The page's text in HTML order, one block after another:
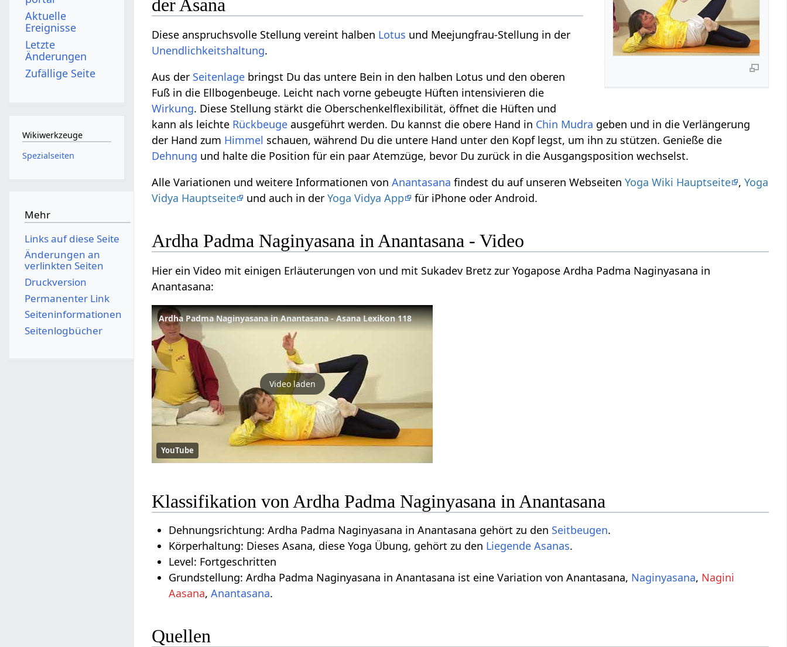
der Asana
Diese anspruchsvolle Stellung vereint halben Lotus und Meejungfrau-Stellung in der
Unendlichkeitshaltung.
Aus der Seitenlage bringst Du das untere Bein in den halben Lotus und den oberen
Fuß in die Ellbogenbeuge. Leicht nach vorne gebeugte Hüften intensivieren die
Wirkung. Diese Stellung stärkt die Oberschenkelflexibilität, öffnet die Hüften und
kann als leichte Rückbeuge ausgeführt werden. Du kannst die obere Hand in Chin Mudra geben und in die Verlängerung
der Hand zum Himmel schauen, während Du die untere Hand unter den Kopf legst, um ihn zu stützen. Genieße die
Dehnung und halte die Position für ein paar Atemzüge, bevor Du zurück in die Ausgangsposition wechselst.
Alle Variationen und weitere Informationen vonAnantasana findest du auf unseren WebseitenYoga Wiki Hauptseite ,Yoga
Vidya Hauptseite
und auch in derYoga Vidya App für iPhone oder Android.
Ardha Padma Naginyasana in Anantasana - Video
Hier ein Video mit einigen Erläuterungen von und mit Sukadev Bretz zur Yogapose Ardha Padma Naginyasana in
Anantasana:
Ardha Padma Naginyasana in Anantasana - Asana Lexikon 118
Video laden
YouTube
Klassifikation von Ardha Padma Naginyasana in Anantasana
Dehnungsrichtung: Ardha Padma Naginyasana in Anantasana gehört zu den Seitbeugen.
Körperhaltung: Dieses Asana, diese Yoga Übung, gehört zu den Liegende Asanas.
Level: Fortgeschritten
Grundstellung: Ardha Padma Naginyasana in Anantasana ist eine Variation von Anantasana, Naginyasana, Nagini
Aasana,Anantasana.
Quellen
Aktuelle
Ereignisse
Letzte
Änderungen
Zufällige Seite
Wikiwerkzeuge
Spezialseiten
Mehr
Links auf diese Seite
Änderungen an
verlinkten Seiten
Druckversion
Permanenter Link
Seiten­­informationen
Seitenlogbücher